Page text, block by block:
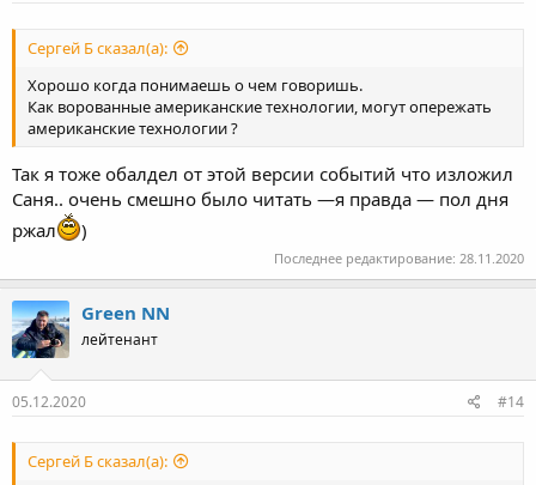
Сергей Б сказал(а):
Хорошо когда понимаешь о чем говоришь.
Как ворованные американские технологии, могут опережать
американские технологии ?
Так я тоже обалдел от этой версии событий что изложил
Саня.. очень смешно было читать —я правда — пол дня
ржал
)
Последнее редактирование: 28.11.2020
Green NN
лейтенант
05.12.2020 #14
Сергей Б сказал(а):